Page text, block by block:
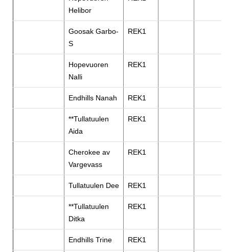
Helibor
Goosak Garbo-
S
REK1
Hopevuoren
Nalli
REK1
Endhills Nanah REK1
**Tullatuulen
Aida
REK1
Cherokee av
Vargevass
REK1
Tullatuulen Dee REK1
**Tullatuulen
Ditka
REK1
Endhills Trine REK1